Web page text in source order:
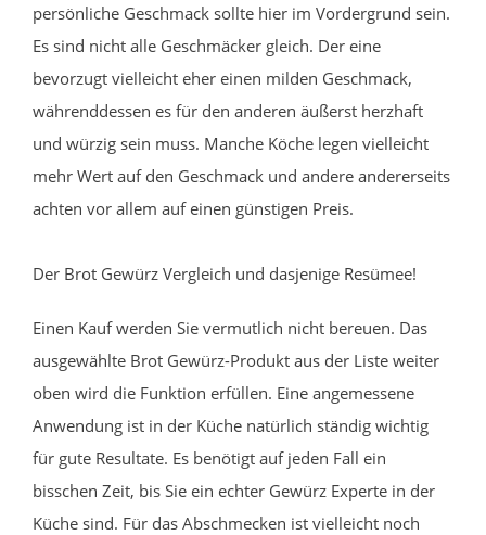
persönliche Geschmack sollte hier im Vordergrund sein.
Es sind nicht alle Geschmäcker gleich. Der eine
bevorzugt vielleicht eher einen milden Geschmack,
währenddessen es für den anderen äußerst herzhaft
und würzig sein muss. Manche Köche legen vielleicht
mehr Wert auf den Geschmack und andere andererseits
achten vor allem auf einen günstigen Preis.
Der Brot Gewürz Vergleich und dasjenige Resümee!
Einen Kauf werden Sie vermutlich nicht bereuen. Das
ausgewählte Brot Gewürz-Produkt aus der Liste weiter
oben wird die Funktion erfüllen. Eine angemessene
Anwendung ist in der Küche natürlich ständig wichtig
für gute Resultate. Es benötigt auf jeden Fall ein
bisschen Zeit, bis Sie ein echter Gewürz Experte in der
Küche sind. Für das Abschmecken ist vielleicht noch